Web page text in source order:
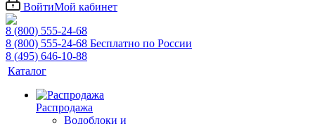
ВойтиМой кабинет
8 (800) 555-24-68
8 (800) 555-24-68 Бесплатно по России
8 (495) 646-10-88
Каталог
Распродажа
Водоблоки и